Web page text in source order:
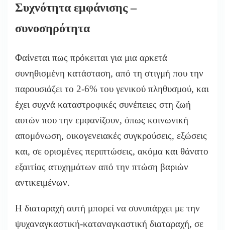
Συχνότητα εμφάνισης –
συνοσηρότητα
Φαίνεται πως πρόκειται για μια αρκετά
συνηθισμένη κατάσταση, από τη στιγμή που την
παρουσιάζει το 2-6% του γενικού πληθυσμού, και
έχει συχνά καταστροφικές συνέπειες στη ζωή
αυτών που την εμφανίζουν, όπως κοινωνική
απομόνωση, οικογενειακές συγκρούσεις, εξώσεις
και, σε ορισμένες περιπτώσεις, ακόμα και θάνατο
εξαιτίας ατυχημάτων από την πτώση βαριών
αντικειμένων.
Η διαταραχή αυτή μπορεί να συνυπάρχει με την
ψυχαναγκαστική-καταναγκαστική διαταραχή, σε